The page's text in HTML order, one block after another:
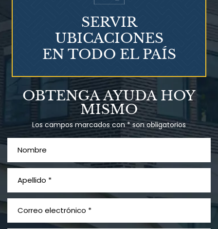
Talco en polvo
Ovary cancer
¿Qué es el mesotelioma?
OBTENGA AYUDA HOY
MISMO
Los campos marcados con * son obligatorios
SERVIR
UBICACIONES
EN TODO EL PAÍS